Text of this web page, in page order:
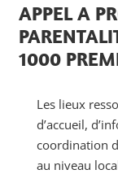
APPEL A
1000
Les lieux
d’accueil,
coordination
au niveau